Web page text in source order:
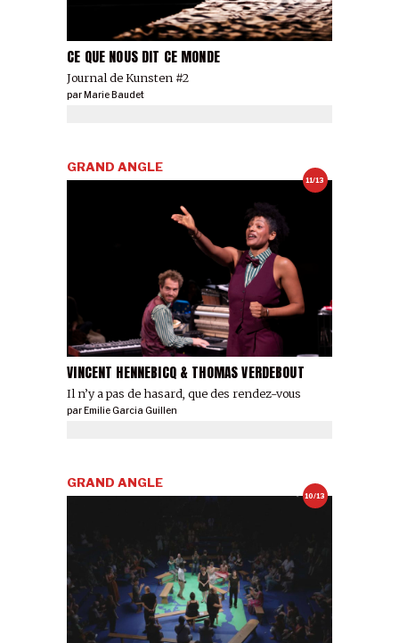
CE QUE NOUS DIT CE MONDE
Journal de Kunsten #2
parMarie Baudet
11/13
VINCENT HENNEBICQ & THOMAS VERDEBOUT
Il n’y a pas de hasard, que des rendez-vous
GRAND ANGLE
par Emilie Garcia Guillen
10/13
GRAND ANGLE